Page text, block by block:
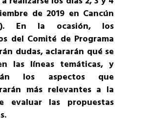
de 2019 en Cancún
En la ocasión, los
del Comité de Programa
dudas, aclararán qué se
las líneas temáticas, y
los aspectos que
más relevantes a la
evaluar las propuestas